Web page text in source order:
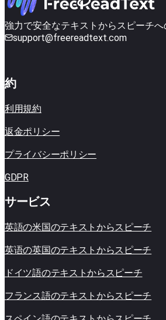
強力で安全なテキストからスピーチ
support@freereadtext.com
約
利用規約
返金ポリシー
プライバシーポリシー
GDPR
サービス
英語の米​​国のテキストからスピーチ
英语の英国のテキストからスピーチ
ドイツ語のテキストからスピーチ
フランス語のテキストからスピーチ